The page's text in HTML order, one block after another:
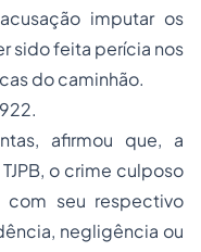
imputar os
sido feita perícia nos
do caminhão.
afirmou que, a
o crime culposo
seu respectivo
negligência ou